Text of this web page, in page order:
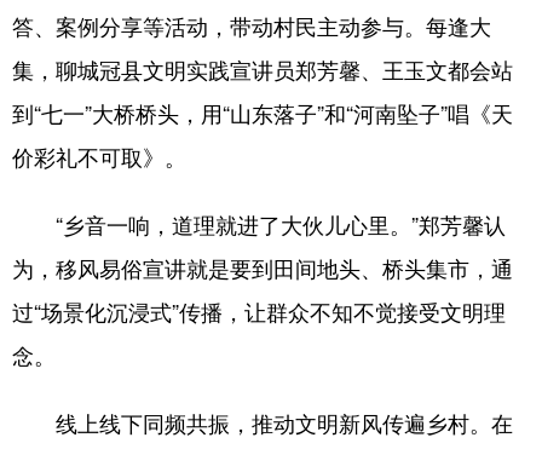
答、案例分享等活动，带动村民主动参与。每逢大
集，聊城冠县文明实践宣讲员郑芳馨、王玉文都会站
到“七一”大桥桥头，用“山东落子”和“河南坠子”唱《天
价彩礼不可取》。
“乡音一响，道理就进了大伙儿心里。”郑芳馨认
为，移风易俗宣讲就是要到田间地头、桥头集市，通
过“场景化沉浸式”传播，让群众不知不觉接受文明理
念。
线上线下同频共振，推动文明新风传遍乡村。在